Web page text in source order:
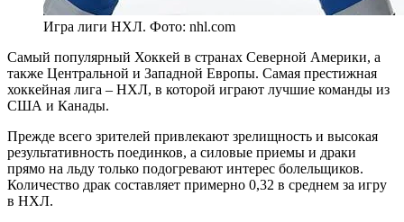
Игра лиги НХЛ. Фото: nhl.com
Самый популярный Хоккей в странах Северной Америки, а
также Центральной и Западной Европы. Самая престижная
хоккейная лига – НХЛ, в которой играют лучшие команды из
США и Канады.
Прежде всего зрителей привлекают зрелищность и высокая
результативность поединков, а силовые приемы и драки
прямо на льду только подогревают интерес болельщиков.
Количество драк составляет примерно 0,32 в среднем за игру
в НХЛ.